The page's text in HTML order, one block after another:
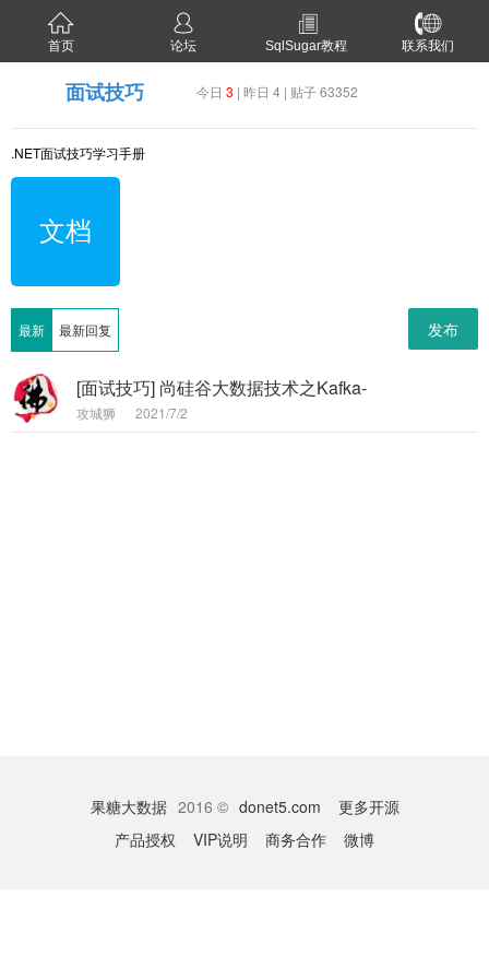
首页 论坛 SqlSugar教程 联系我们
面试技巧 今日 3 | 昨日 4 | 贴子 63352
.NET面试技巧学习手册
文档
最新 最新回复 发布
[面试技巧] 尚硅谷大数据技术之Kafka-
攻城狮 2021/7/2
果糖大数据 2016 © donet5.com
更多开源
产品授权
VIP说明 商务合作 微博